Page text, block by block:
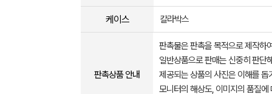
케이스 칼라박스
판촉상품 안내
판촉물은 판촉을 목적으로 제작하
일반상품으로 판매는 신중히 판단
제공되는 상품의 사진은 이해를
모니터의 해상도, 이미지의 품질